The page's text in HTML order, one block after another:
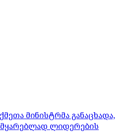
მინისტრმა განაცხადა,
ლიდერების